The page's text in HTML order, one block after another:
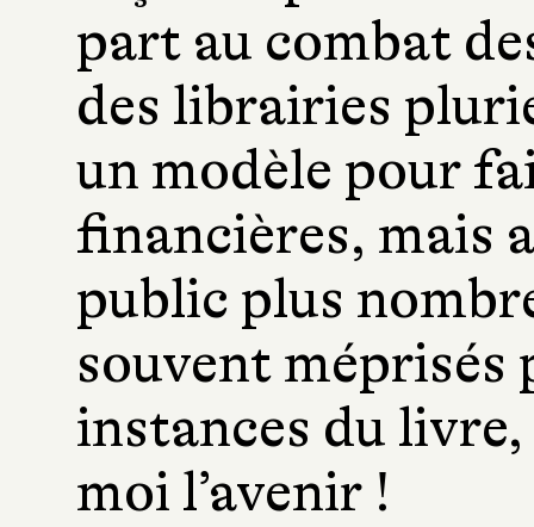
part au combat
des librairies
un modèle pour
financières, mais
public plus
souvent méprisés
instances du
moi l’avenir !